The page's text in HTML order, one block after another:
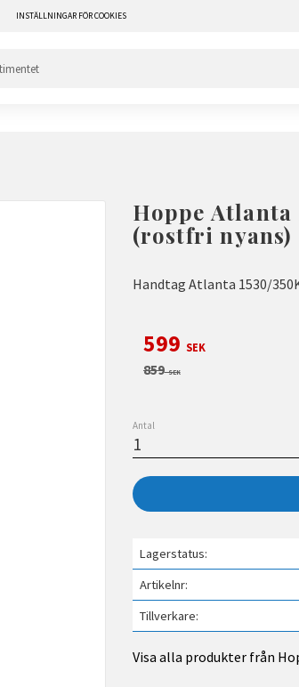
INSTÄLLNINGAR FÖR COOKIES
Hoppe Atlanta
(rostfri nyans)
Handtag Atlanta 1530/
Nedsatt pris:
599 SEK
Ordinarie pris:
859SEK
Antal
Lagerstatus
Artikelnr
Tillverkare
Visa alla produkter från